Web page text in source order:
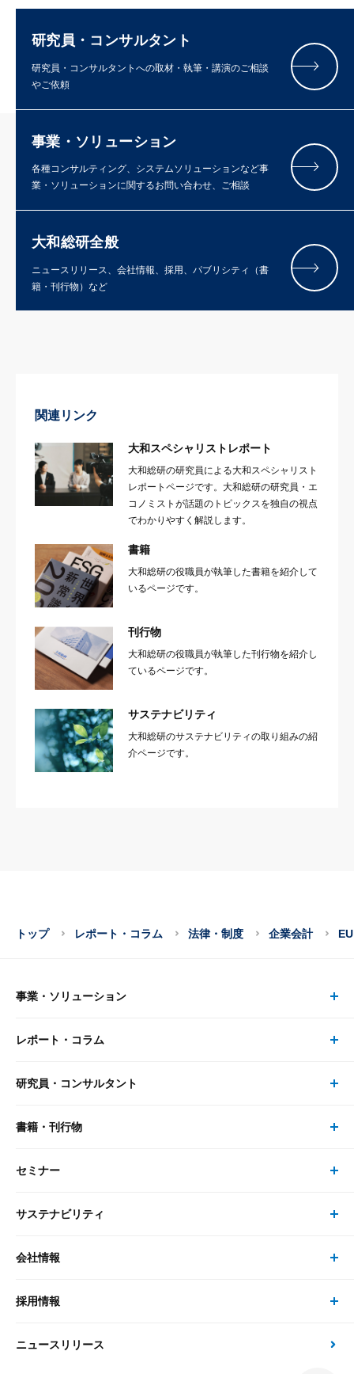
研究員・コンサルタント
研究員・コンサルタントへの取材・執筆・講演のご相談
やご依頼
事業・ソリューション
各種コンサルティング、システムソリューションなど事
業・ソリューションに関するお問い合わせ、ご相談
大和総研全般
ニュースリリース、会社情報、採用、パブリシティ（書
籍・刊行物）など
関連リンク
大和スペシャリストレポート
大和総研の研究員による大和スペシャリスト
レポートページです。大和総研の研究員・エ
コノミストが話題のトピックスを独自の視点
でわかりやすく解説します。
書籍
大和総研の役職員が執筆した書籍を紹介して
いるページです。
刊行物
大和総研の役職員が執筆した刊行物を紹介し
ているページです。
サステナビリティ
大和総研のサステナビリティの取り組みの紹
介ページです。
トップ レポート・コラム 法律・制度 企業会計
事業・ソリューション
事業・ソリューション トップ
リサーチ
大和総研の強み
先端テクノロジーに基づく新たな価値の創出
レポート・コラム
レポート・コラム トップ
最新のレポート・コラム
政策分析
研究員・コンサルタント
研究員・コンサルタント トップ
研究員
書籍・刊行物
書籍・刊行物 トップ
書籍
セミナー
セミナー トップ
現在受付中のセミナー・イベント
サステナビリティ
サステナビリティの取り組み
次世代社会への貢献
会社情報
会社情報 トップ
会社概要・役員一覧
採用情報
採用情報 トップ
ニュースリリース